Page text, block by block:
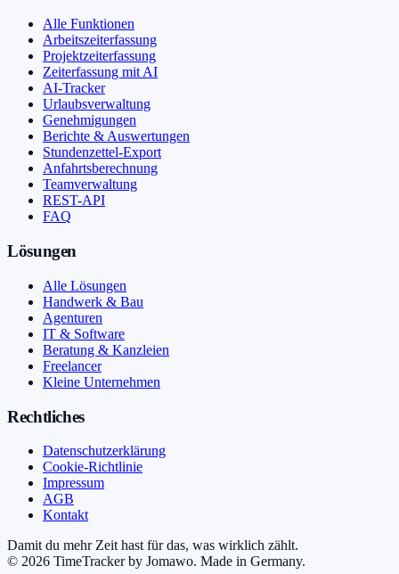
Alle Funktionen
Arbeitszeiterfassung
Projektzeiterfassung
Zeiterfassung mit AI
AI-Tracker
Urlaubsverwaltung
Genehmigungen
Berichte & Auswertungen
Stundenzettel-Export
Anfahrtsberechnung
Teamverwaltung
REST-API
FAQ
Lösungen
Alle Lösungen
Handwerk & Bau
Agenturen
IT & Software
Beratung & Kanzleien
Freelancer
Kleine Unternehmen
Rechtliches
Datenschutzerklärung
Cookie-Richtlinie
Impressum
AGB
Kontakt
Damit du mehr Zeit hast für das, was wirklich zählt.
© 2026 TimeTracker by Jomawo. Made in Germany.